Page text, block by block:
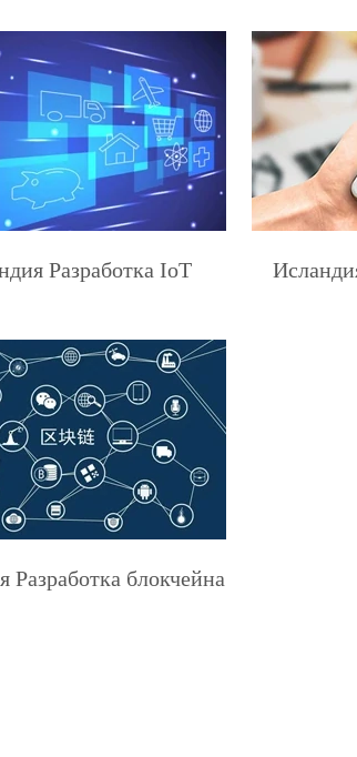
Разработка IoT
Разработка блокчейна